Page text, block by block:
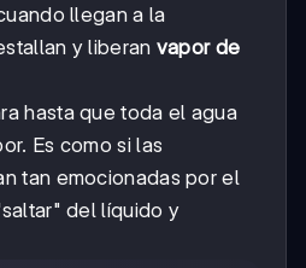
llegan a la
y liberan vapor de
hasta que toda el agua
Es como si las
tan emocionadas por el
del líquido y